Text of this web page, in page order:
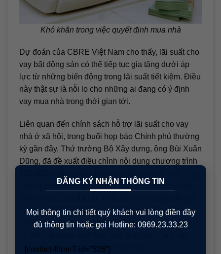
ĐĂNG KÝ NHẬN THÔNG TIN
Mọi thông tin chi tiết quý khách vui lòng điền đầy
đủ thông tin hoặc gọi Hotline: 0969.23.33.23
[contact-form-7 id="526"]
Khó khăn trong việc quyết định mua nhà
Dự đoán của CBRE Việt Nam cho thấy, lãi suất cho
vay bất động sản có thể tiếp tục gia tăng dưới áp
lực từ những biến động trong lãi suất tiết kiệm. Điều
này thật sự là nỗi lo cho những ai đang có ý định
vay mua nhà trong thời gian tới.
Liên quan đến chính sách hỗ trợ lãi suất cho vay
nhà ở xã hội, trong buổi họp báo Chính phủ thường
kỳ gần đây, Thứ trưởng Bộ Xây dựng, ông Bùi Xuân
Dũng, đã đề xuất điều chỉnh nội dung chương trình
những khách hàng vay mua nhà từ 3 đến 5%/năm.
nguyên từ 1,5 đến 2%/năm. Điều này cho thấy sự
nỗ lực của Chính phủ trong việc hỗ trợ người dân
suất có xu hướng tăng như hiện nay.